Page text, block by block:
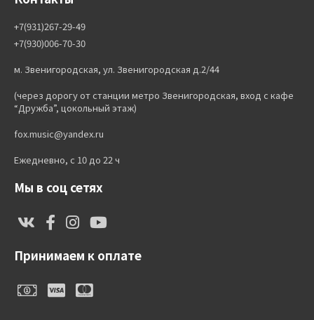
+7(931)267-29-49
+7(930)006-70-30
м. Звенигородская, ул. Звенигородская д.2/44
(через дорогу от станции метро Звенигородская, вход с кафе
“Дружба”, цокольный этаж)
fox.music@yandex.ru
Ежедневно, с 10 до 22 ч
Мы в соц сетях
Принимаем к оплате